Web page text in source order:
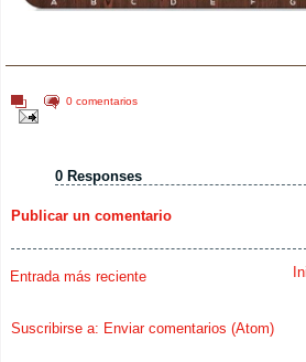
0 comentarios
0 Responses
Publicar un comentario
Entrada más reciente
Suscribirse a: Enviar comentarios (Atom)